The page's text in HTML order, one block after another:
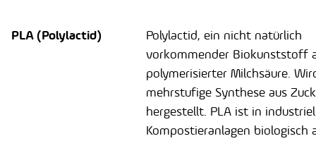
PLA (Polylactid)
Polylactid, ein nicht natürlich
vorkommender Biokunststoff
polymerisierter Milchsäure.
mehrstufige Synthese aus
hergestellt. PLA ist in
Kompostieranlagen biologisch